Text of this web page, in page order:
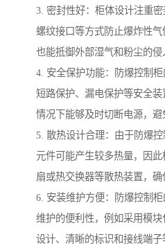
3. 密封性好：柜体设计注重密
螺纹接口等方式防止爆炸性
也能抵御外部湿气和粉尘的侵
4. 安全保护功能：防爆控制柜
短路保护、漏电保护等安全
情况下能够及时切断电源，避
5. 散热设计合理：由于防爆
元件可能产生较多热量，因
扇或热交换器等散热装置，确
6. 安装维护方便：防爆控制
维护的便利性，例如采用模
设计、清晰的标识和接线端